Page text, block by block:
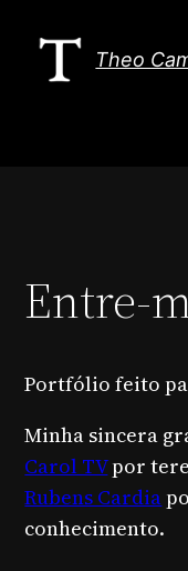
para
Theo
Entre-
Portfólio feito
Minha sincera
Carol TVpor
Rubens Cardia
conhecimento.